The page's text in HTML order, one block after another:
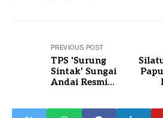
PREVIOUS POST
TPS 'Surung
Sintak' Sungai
Andai Resmi